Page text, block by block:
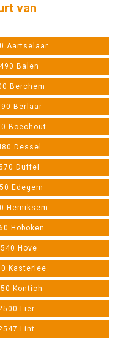
van
Aartselaar
Balen
Berchem
Berlaar
Boechout
Dessel
Duffel
Edegem
Hemiksem
Hoboken
Hove
Kasterlee
Kontich
Lier
Lint